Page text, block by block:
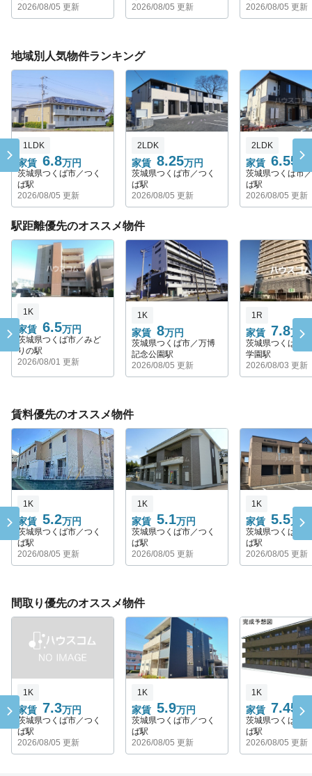
2026/08/05 更新
2026/08/05 更新
2026/08/05 更新
地域別人気物件ランキング
家賃 6.8万円
1LDK
茨城県つくば市／つく
ば駅
2026/08/05 更新
家賃 8.25万円
2LDK
茨城県つくば市／つく
ば駅
2026/08/05 更新
家賃 6.55 万
2LDK
茨城県つくば市
ば駅
2026/08/05 更新
駅距離優先のオススメ物件
家賃 6.5万円
1K
茨城県つくば市／みど
りの駅
2026/08/01 更新
家賃 8万円
1K
茨城県つくば市／万博
記念公園駅
2026/08/05 更新
家賃 7.8万円
1R
茨城県つくば市
学園駅
2026/08/03 更新
賃料優先のオススメ物件
家賃 5.2万円
1K
茨城県つくば市／つく
ば駅
2026/08/05 更新
家賃 5.1万円
1K
茨城県つくば市／つく
ば駅
2026/08/05 更新
家賃 5.5万円
1K
茨城県つくば市
ば駅
2026/08/05 更新
間取り優先のオススメ物件
家賃 7.3万円
1K
茨城県つくば市／つく
ば駅
2026/08/05 更新
家賃 5.9万円
1K
茨城県つくば市／つく
ば駅
2026/08/05 更新
家賃 7.45 万
1K
茨城県つくば市
ば駅
2026/08/05 更新